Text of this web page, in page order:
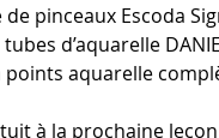
de pinceaux Escoda
d’aquarelle
points aquarelle
à la prochaine